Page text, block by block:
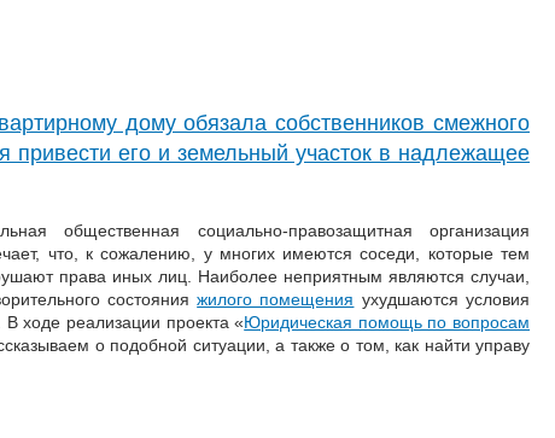
дому обязала собственников смежного
привести его и земельный участок в надлежащее
общественная социально-правозащитная организация
что, к сожалению, у многих имеются соседи, которые тем
права иных лиц. Наиболее неприятным являются случаи,
состоянияжилого помещения ухудшаются условия
ходе реализации проекта «Юридическая помощь по вопросам
о подобной ситуации, а также о том, как найти управу